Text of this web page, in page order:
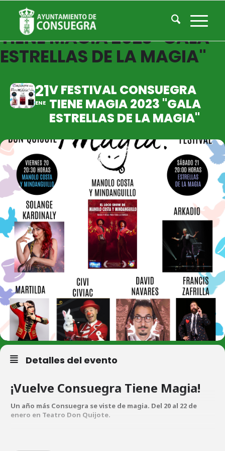
V FESTIVAL CONSUEGRA
TIENE MAGIA 2023 "GALA
ESTRELLAS DE LA MAGIA"
21
ENE
V FESTIVAL CONSUEGRA
TIENE MAGIA 2023 "GALA
ESTRELLAS DE LA MAGIA"
Detalles del evento
¡Vuelve Consuegra Tiene Magia!
Un año más Consuegra se viste de magia. Del 20 al 22 de
enero en Teatro Don Quijote.
Gala Estrellas de la Magia – Consuegra Tiene Magia 2023